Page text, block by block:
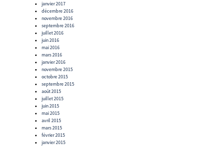
janvier 2017
décembre 2016
novembre 2016
septembre 2016
juillet 2016
juin 2016
mai 2016
mars 2016
janvier 2016
novembre 2015
octobre 2015
septembre 2015
août 2015
juillet 2015
juin 2015
mai 2015
avril 2015
mars 2015
février 2015
janvier 2015